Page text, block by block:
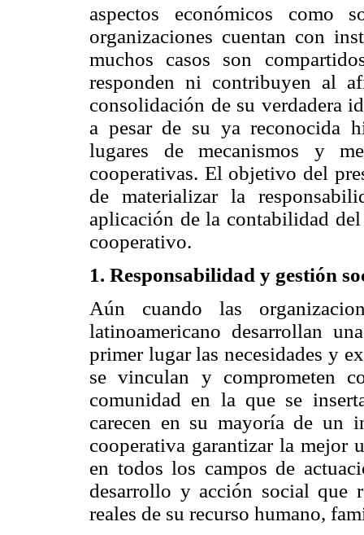
aspectos económicos como
organizaciones cuentan con
muchos casos son
responden ni contribuyen al
consolidación de su verdadera
a pesar de su ya reconocida
lugares de mecanismos y
cooperativas. El objetivo del
de materializar la
aplicación de la contabilidad
cooperativo.
1. Responsabilidad y gestión
Aún cuando las
latinoamericano desarrollan
primer lugar las necesidades y
se vinculan y comprometen
comunidad en la que se
carecen en su mayoría de un
cooperativa garantizar la mejor
en todos los campos de
desarrollo y acción social que
reales de su recurso humano,